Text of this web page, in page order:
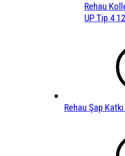
Rehau
UP Tip 4
Rehau Şap